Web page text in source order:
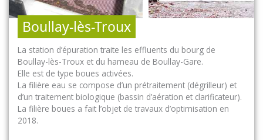
Boullay-lès-Troux
La station d’épuration traite les effluents du bourg de
Boullay-lès-Troux et du hameau de Boullay-Gare.
Elle est de type boues activées.
La filière eau se compose d’un prétraitement (dégrilleur) et
d’un traitement biologique (bassin d’aération et clarificateur).
La filière boues a fait l’objet de travaux d’optimisation en
2018.